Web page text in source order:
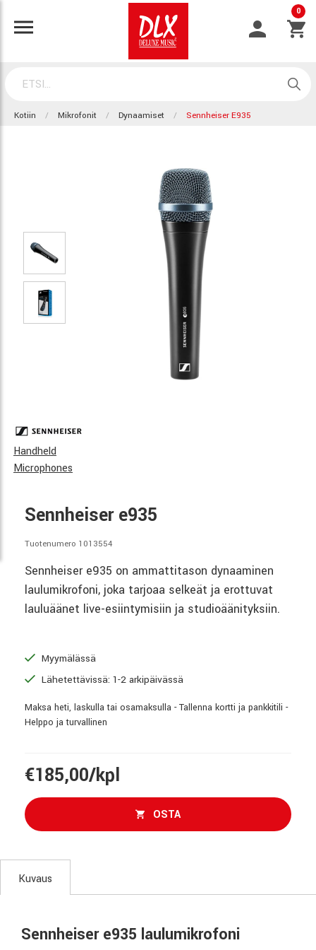
0
Kotiin Mikrofonit Dynaamiset Sennheiser E935
Handheld
Microphones
Sennheiser e935
Tuotenumero 1013554
Sennheiser e935 on ammattitason dynaaminen
laulumikrofoni, joka tarjoaa selkeät ja erottuvat
lauluäänet live-esiintymisiin ja studioäänityksiin.
Myymälässä
Lähetettävissä: 1-2 arkipäivässä
Maksa heti, laskulla tai osamaksulla - Tallenna kortti ja pankkitili -
Helppo ja turvallinen
€185,00/kpl
OSTA
Kuvaus
Sennheiser e935 laulumikrofoni